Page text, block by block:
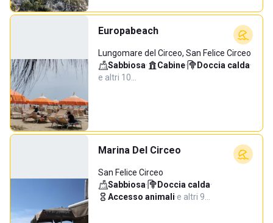
Europabeach
Lungomare del Circeo, San Felice Circeo
Sabbiosa· Cabine· Doccia calda·
e altri 10…
Marina Del Circeo
San Felice Circeo
Sabbiosa· Doccia calda·
Accesso animali·e altri 9…